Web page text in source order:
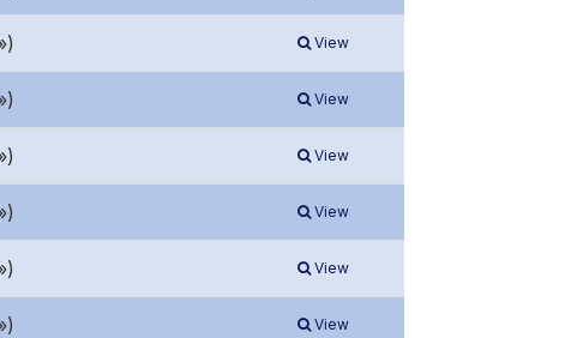
View
View
View
View
View
View